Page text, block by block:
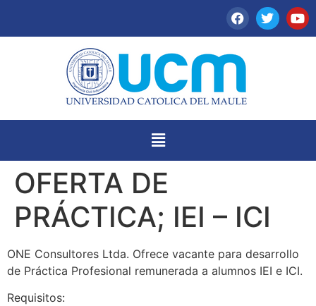
OFERTA DE
PRÁCTICA; IEI – ICI
ONE Consultores Ltda. Ofrece vacante para desarrollo
de Práctica Profesional remunerada a alumnos IEI e ICI.
Requisitos: